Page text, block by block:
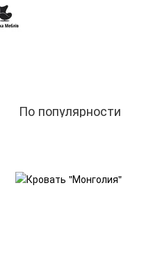
По популярности